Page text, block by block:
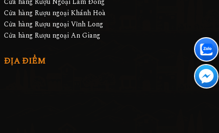
Cửa hàng Rượu ngoại Khánh Hoà
Cửa hàng Rượu ngoại Vĩnh Long
Cửa hàng Rượu ngoại An Giang
ĐỊA ĐIỂM